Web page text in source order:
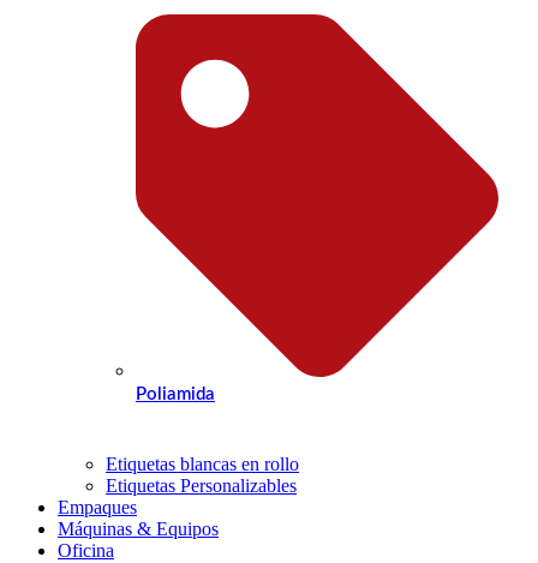
Poliamida
Etiquetas blancas en rollo
Etiquetas Personalizables
Empaques
Máquinas & Equipos
Oficina